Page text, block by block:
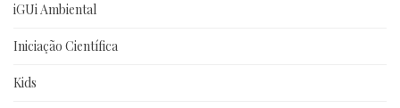
iGUi Ambiental
Iniciação Científica
Kids